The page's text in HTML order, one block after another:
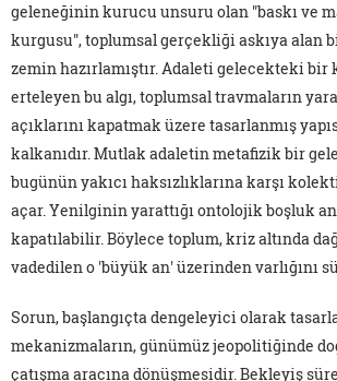
geleneğinin kurucu unsuru olan "baskı ve
kurgusu", toplumsal gerçekliği askıya alan
zemin hazırlamıştır. Adaleti gelecekteki bir
erteleyen bu algı, toplumsal travmaların
açıklarını kapatmak üzere tasarlanmış
kalkanıdır. Mutlak adaletin metafizik bir
bugünün yakıcı haksızlıklarına karşı
açar. Yenilginin yarattığı ontolojik boşluk
kapatılabilir. Böylece toplum, kriz altında
vadedilen o 'büyük an' üzerinden varlığını
Sorun, başlangıçta dengeleyici olarak
mekanizmaların, günümüz jeopolitiğinde
çatışma aracına dönüşmesidir. Bekleyiş